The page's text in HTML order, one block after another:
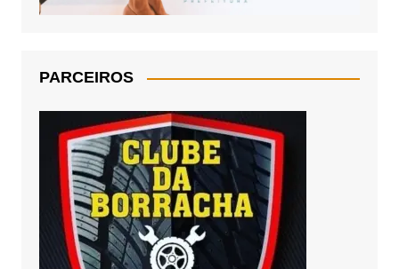
PARCEIROS